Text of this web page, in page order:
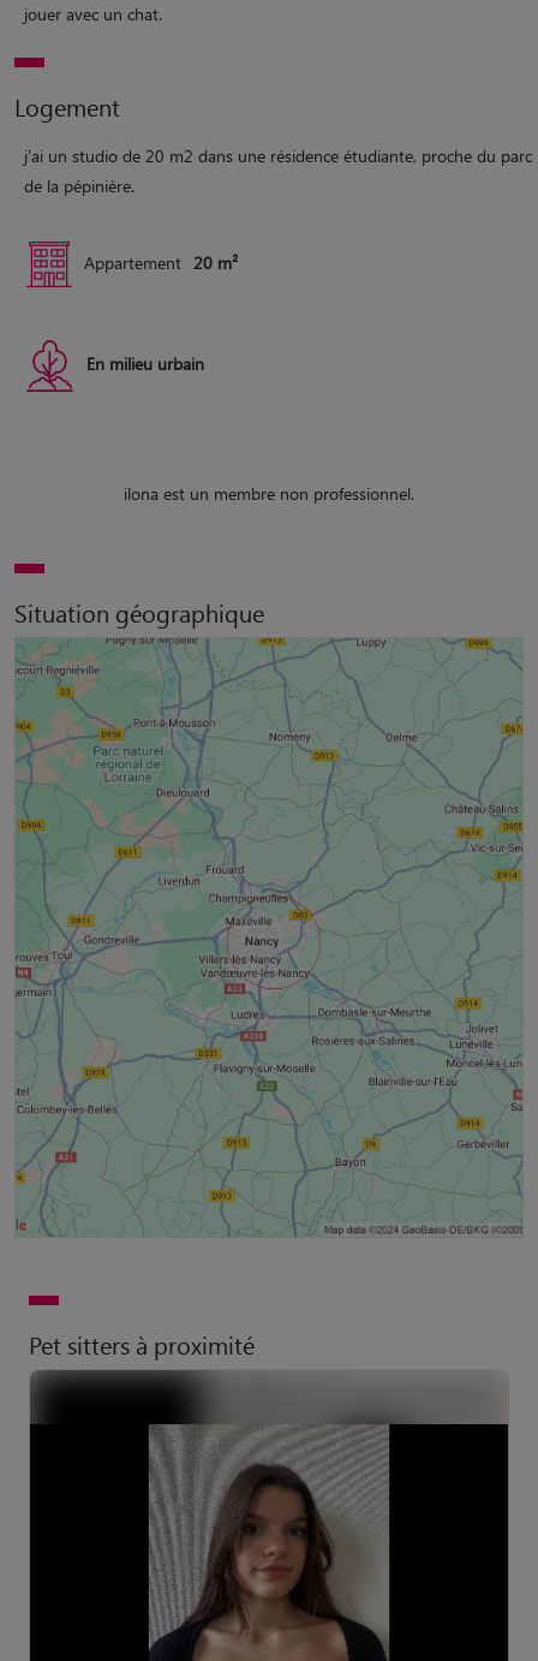
jouer avec un chat.
Logement
j'ai un studio de 20 m2 dans une résidence étudiante, proche du parc
de la pépinière.
Appartement 20 m²
En milieu urbain
ilona est un membre non professionnel.
Situation géographique
Pet sitters à proximité